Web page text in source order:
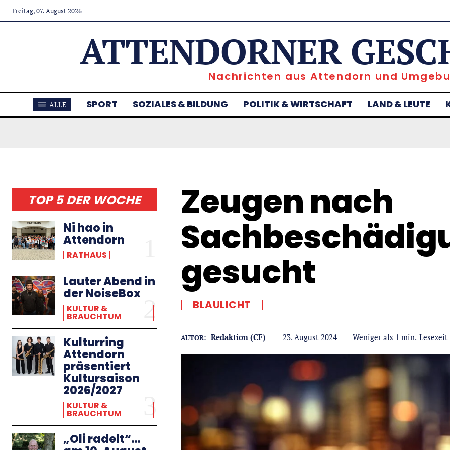
Freitag, 07. August 2026
ATTENDORNER
Nachrichten aus Attendorn und
ALLE SPORT SOZIALES & BILDUNG POLITIK & WIRTSCHAFT LAND & LEUTE
TOP 5 DER WOCHE
Ni hao in
Attendorn
RATHAUS
Lauter Abend in
der NoiseBox
KULTUR &
BRAUCHTUM
Kulturring
Attendorn
präsentiert
Kultursaison
2026/2027
KULTUR &
BRAUCHTUM
„Oli radelt“…
Zeugen nach
gesucht
BLAULICHT
AUTOR: Redaktion (CF) 23. August 2024 Weniger als 1 min. Lesezeit